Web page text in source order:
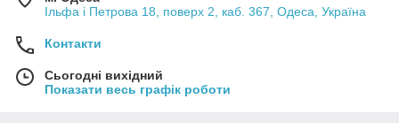
Ільфа і Петрова 18, поверх 2, каб. 367, Одеса, Україна
Контакти
Сьогодні вихідний
Показати весь графік роботи